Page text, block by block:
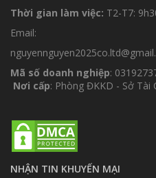
Thời gian làm việc: T2-T7:
Email:
Mã số doanh nghiệp:
Nơi cấp: Phòng ĐKKD - Sở Tài
NHẬN TIN KHUYẾN MẠI